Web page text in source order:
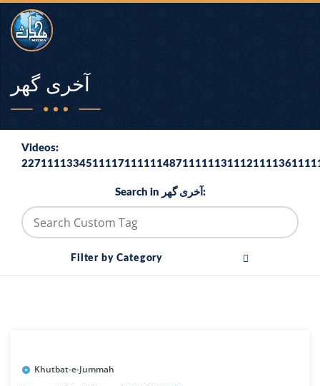
آخری گھر
Videos:
Search in آخری گھر:
Filter by Category
Khutbat-e-Jummah